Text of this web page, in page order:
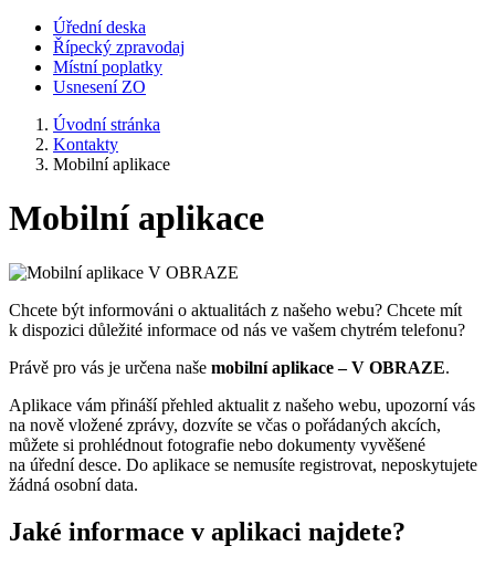
Úřední deska
Řípecký zpravodaj
Místní poplatky
Usnesení ZO
Úvodní stránka
Kontakty
Mobilní aplikace
Mobilní aplikace
Chcete být informováni o aktualitách z našeho webu? Chcete mít
k dispozici důležité informace od nás ve vašem chytrém telefonu?
Právě pro vás je určena naše mobilní aplikace – V OBRAZE.
Aplikace vám přináší přehled aktualit z našeho webu, upozorní vás
na nově vložené zprávy, dozvíte se včas o pořádaných akcích,
můžete si prohlédnout fotografie nebo dokumenty vyvěšené
na úřední desce. Do aplikace se nemusíte registrovat, neposkytujete
žádná osobní data.
Jaké informace v aplikaci najdete?